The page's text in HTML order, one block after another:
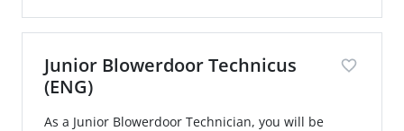
Junior Blowerdoor Technicus
(ENG)
As a Junior Blowerdoor Technician, you will be